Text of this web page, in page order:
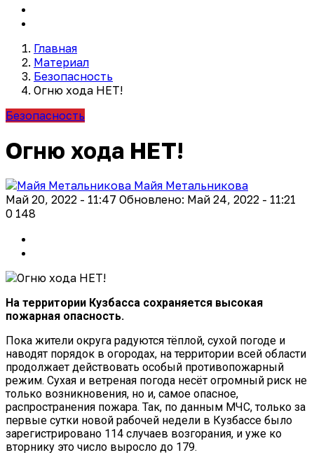
Главная
Материал
Безопасность
Огню хода НЕТ!
Безопасность
Огню хода НЕТ!
Майя Метальникова
Май 20, 2022 - 11:47 Обновлено: Май 24, 2022 - 11:21
0 148
На территории Кузбасса сохраняется высокая
пожарная опасность.
Пока жители округа радуются тёплой, сухой погоде и
наводят порядок в огородах, на территории всей области
продолжает действовать особый противопожарный
режим. Сухая и ветреная погода несёт огромный риск не
только возникновения, но и, самое опасное,
распространения пожара. Так, по данным МЧС, только за
первые сутки новой рабочей недели в Кузбассе было
зарегистрировано 114 случаев возгорания, и уже ко
вторнику это число выросло до 179.